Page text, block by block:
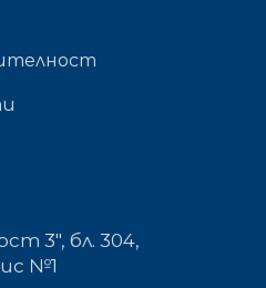
3", бл. 304,
№1